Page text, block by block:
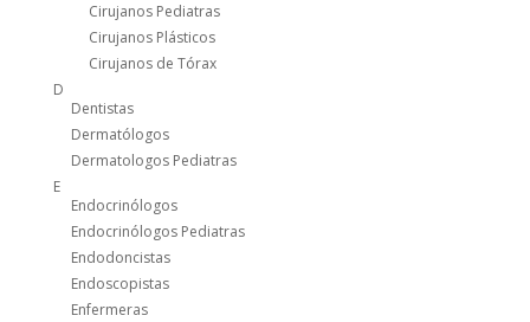
Cirujanos Pediatras
Cirujanos Plásticos
Cirujanos de Tórax
D
Dentistas
Dermatólogos
Dermatologos Pediatras
E
Endocrinólogos
Endocrinólogos Pediatras
Endodoncistas
Endoscopistas
Enfermeras